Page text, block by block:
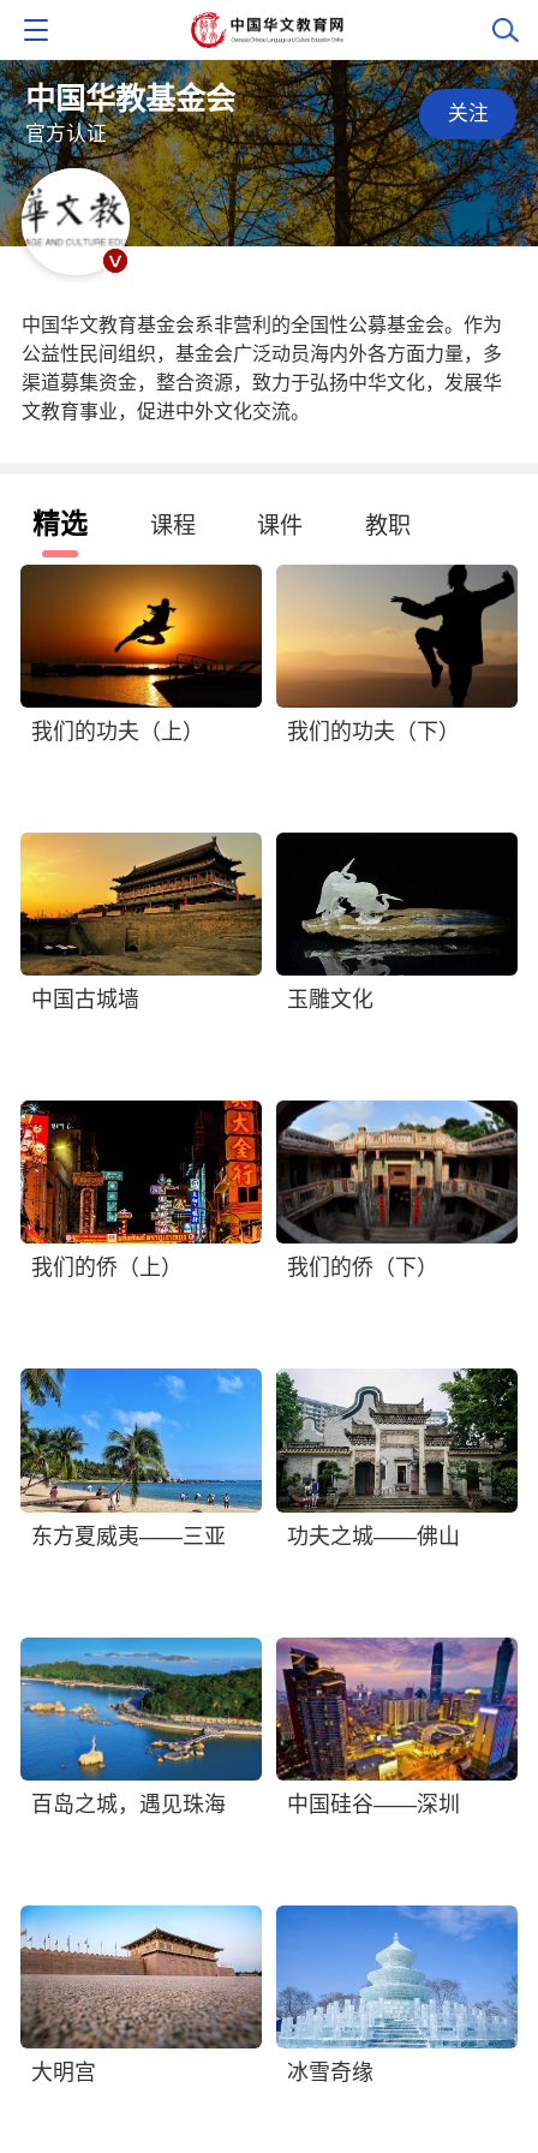
中国华教基金会
官方认证
中国华文教育基金会系非营利的全国性公募基金会。作为
公益性民间组织，基金会广泛动员海内外各方面力量，多
渠道募集资金，整合资源，致力于弘扬中华文化，发展华
文教育事业，促进中外文化交流。
关注
精选 课程 课件 教职
我们的功夫（上） 我们的功夫（下）
中国古城墙 玉雕文化
我们的侨（上） 我们的侨（下）
东方夏威夷——三亚 功夫之城——佛山
百岛之城，遇见珠海 中国硅谷——深圳
大明宫 冰雪奇缘